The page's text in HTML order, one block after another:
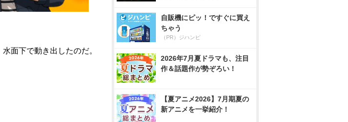
面下で動き出したのだ。
自販機にピッ！ですぐに買え
ちゃう
（PR）ジハンピ
2026年7月夏ドラマも、注目
作＆話題作が勢ぞろい！
【夏アニメ2026】7月期夏の
新アニメを一挙紹介！